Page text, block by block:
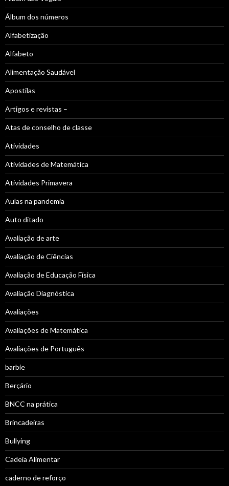
Álbum dos números
Alfabetização
Alfabeto
Alimentação Saudável
Apostilas
Artigos e revistas –
Atas de conselho de classe
Atividades
Atividades de Matemática
Atividades Primavera
Aulas na pandemia
Auto ditado
Avaliação de arte
Avaliação de Ciências
Avaliação de Educação Física
Avaliação Diagnóstica
Avaliações
Avaliações de Matemática
Avaliações de Português
barbie
Berçário
BNCC na prática
Brincadeiras
Bullying
Cadeia Alimentar
caderno de reforço